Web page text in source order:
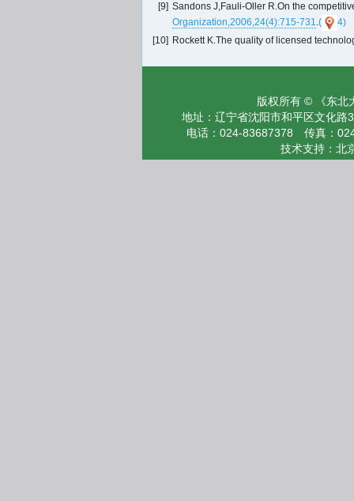
[9] Sandons J,Fauli-Oller R.On the
Organization,2006,24(4):715-731.(
4)
[10] Rockett K.The quality of licensed